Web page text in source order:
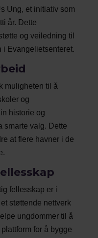
Ung, et initiativ som
år. Dette
og veiledning til
i Evangelietsenteret.
muligheten til å
og
historie og
smarte valg. Dette
at flere havner i de
fellesskap er i
støttende nettverk
ungdommer til å
for å bygge